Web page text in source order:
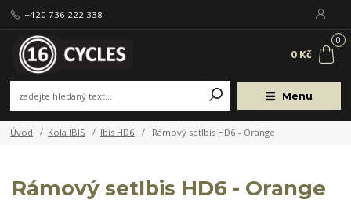
Menu
+420 736 222 338
0
0 Kč
Úvod Kola IBIS Ibis HD6 Rámový setIbis HD6 - Orange
Rámový setIbis HD6 - Orange